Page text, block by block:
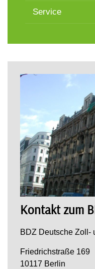
Service
Kontakt zum
BDZ Deutsche Zoll-
Friedrichstraße 169
10117 Berlin